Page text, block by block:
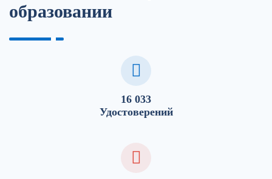
образовании
16 033
Удостоверений